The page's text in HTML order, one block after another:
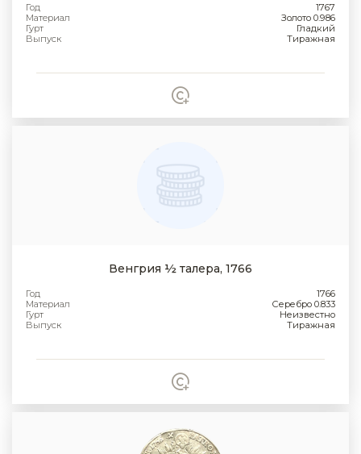
Год
1767
Материал
Золото 0.986
Гурт
Гладкий
Выпуск
Тиражная
Венгрия ½ талера, 1766
Год
1766
Материал
Серебро 0.833
Гурт
Неизвестно
Выпуск
Тиражная